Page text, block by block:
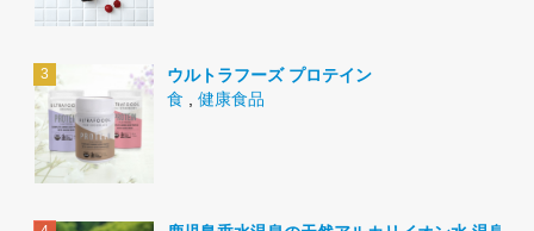
ウルトラフーズ プロテイン
食
健康食品